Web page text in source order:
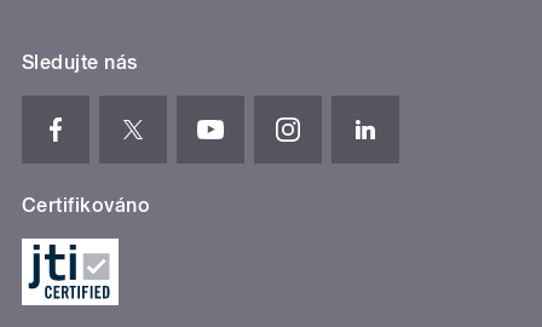
Sledujte nás
Certifikováno